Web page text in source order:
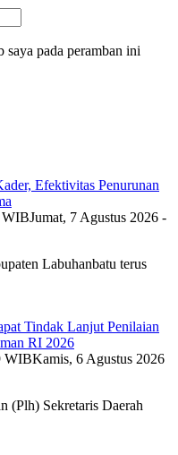
saya pada peramban ini
Efektivitas Penurunan
WIBJumat, 7 Agustus 2026 -
Labuhanbatu terus
Tindak Lanjut Penilaian
RI 2026
WIBKamis, 6 Agustus 2026
Sekretaris Daerah